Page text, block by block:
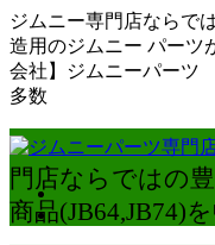
ジムニー専門店ならで
造用のジムニー パ
会社】ジムニーパーツ
多数
門店ならではの
商品(JB64,JB74)